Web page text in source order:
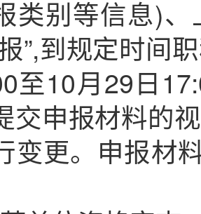
类别等信息)
”,到规定时间
至10月29日
交申报材料的
变更。申报材